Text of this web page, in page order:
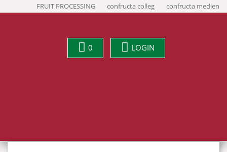
FRUIT PROCESSING confructa colleg confructa medien
0 LOGIN